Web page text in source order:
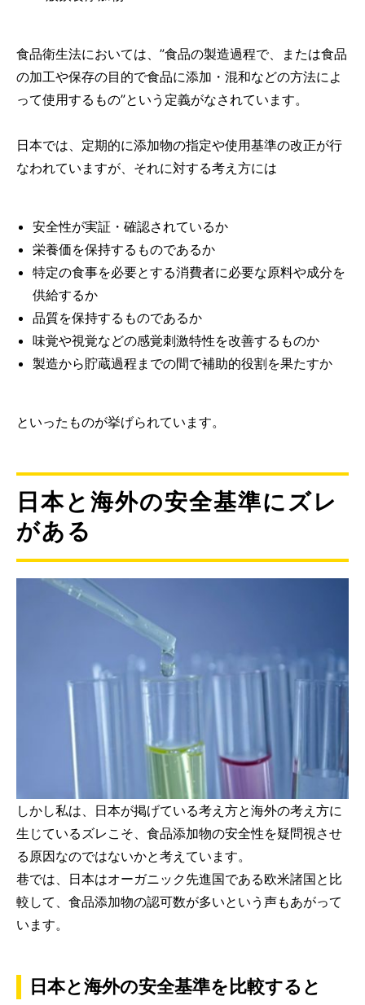
食品衛生法においては、”食品の製造過程で、または食品
の加工や保存の目的で食品に添加・混和などの方法によ
って使用するもの”という定義がなされています。
日本では、定期的に添加物の指定や使用基準の改正が行
なわれていますが、それに対する考え方には
安全性が実証・確認されているか
栄養価を保持するものであるか
特定の食事を必要とする消費者に必要な原料や成分を
供給するか
品質を保持するものであるか
味覚や視覚などの感覚刺激特性を改善するものか
製造から貯蔵過程までの間で補助的役割を果たすか
といったものが挙げられています。
日本と海外の安全基準にズレ
がある
しかし私は、日本が掲げている考え方と海外の考え方に
生じているズレこそ、食品添加物の安全性を疑問視させ
る原因なのではないかと考えています。
巷では、日本はオーガニック先進国である欧米諸国と比
較して、食品添加物の認可数が多いという声もあがって
います。
日本と海外の安全基準を比較すると